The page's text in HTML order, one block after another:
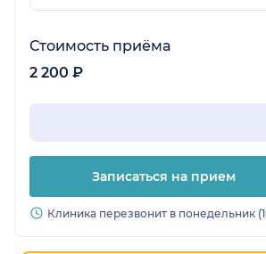
Стоимость приёма
2 200 ₽
Записаться на прием
Клиника перезвонит в понедельник